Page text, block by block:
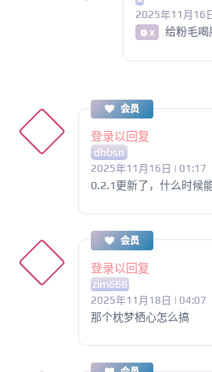
2025年11月16
@ x 给粉毛喝
会员
登录以回复
dhbsn
2025年11月16日 | 01:17
0.2.1更新了，什么时候
会员
登录以回复
zim666
2025年11月18日 | 04:07
那个枕梦栖心怎么搞